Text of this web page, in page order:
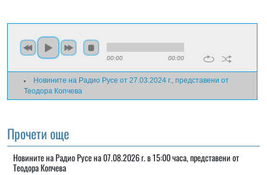
00:00 00:00
Новините на Радио Русе от 27.03.2024 г., представени от
Теодора Копчева
Прочети още
Новините на Радио Русе на 07.08.2026 г. в 15:00 часа, представени от
Теодора Копчева